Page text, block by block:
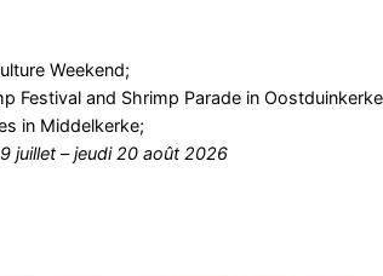
Weekend;
Festival and Shrimp Parade in
in Middelkerke;
jeudi 9 juillet–jeudi 20 août 2026